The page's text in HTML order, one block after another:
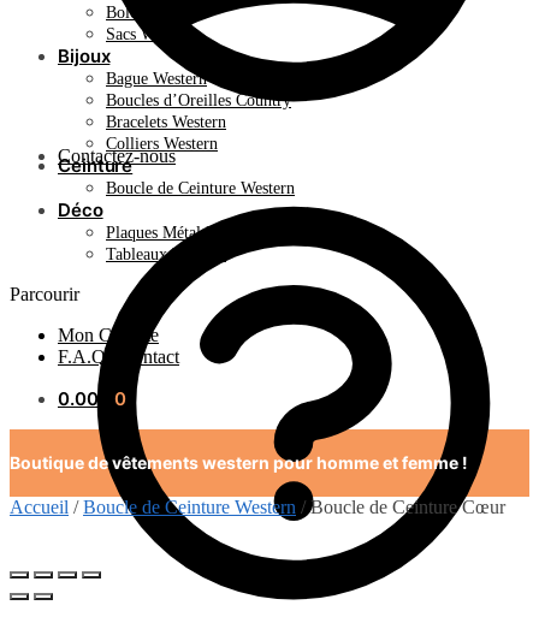
Contactez-nous
Bolo Tie
Sacs Western
Bijoux
Bague Western
Boucles d’Oreilles Country
Bracelets Western
Colliers Western
Ceinture
Boucle de Ceinture Western
Déco
Plaques Métal Déco Américaine
Tableaux Western
Parcourir
Mon Compte
F.A.Q / Contact
0.00€ 0
Boutique de vêtements western pour homme et femme !
Accueil /Boucle de Ceinture Western / Boucle de Ceinture Cœur